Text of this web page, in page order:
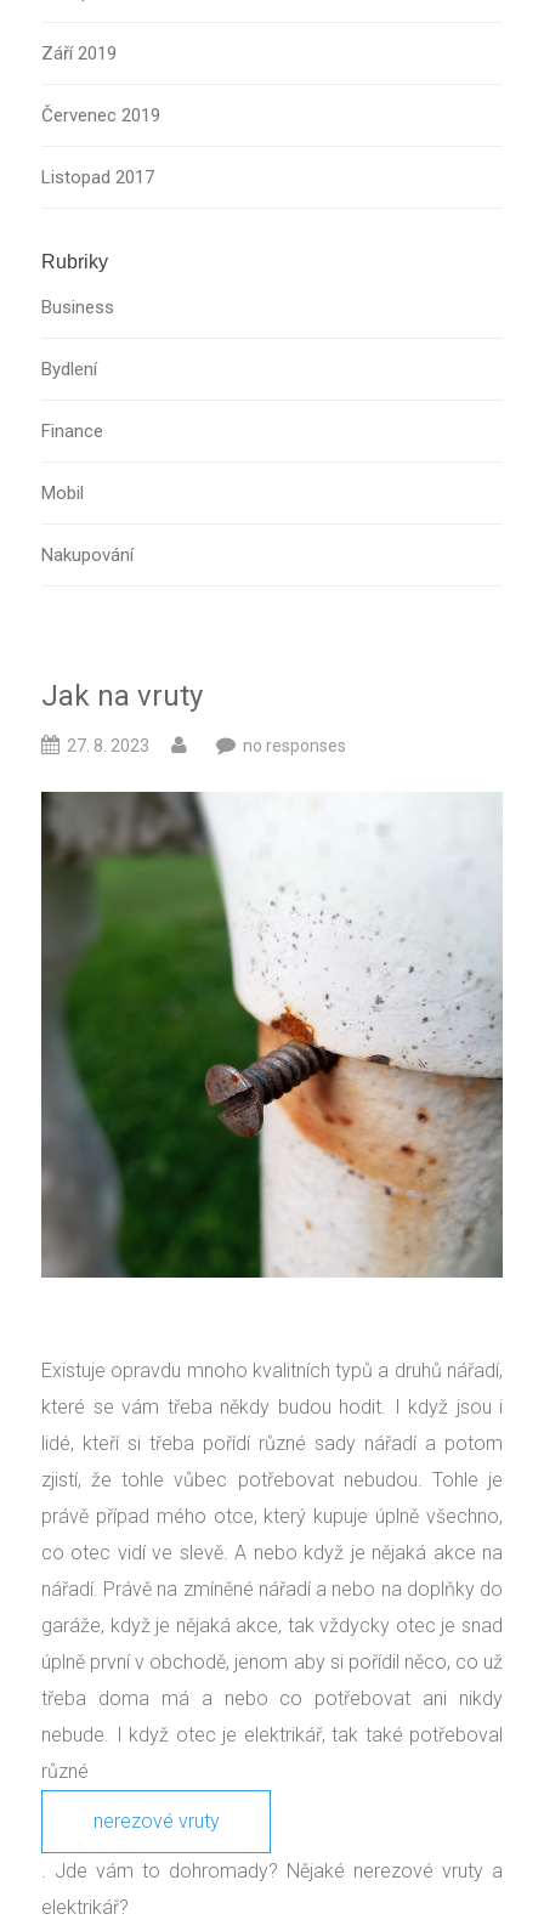
Září 2019
Červenec 2019
Listopad 2017
Rubriky
Business
Bydlení
Finance
Mobil
Nakupování
Jak na vruty
27. 8. 2023 no responses
Existuje opravdu mnoho kvalitních typů a druhů nářadí,
které se vám třeba někdy budou hodit. I když jsou i
lidé, kteří si třeba pořídí různé sady nářadí a potom
zjistí, že tohle vůbec potřebovat nebudou. Tohle je
právě případ mého otce, který kupuje úplně všechno,
co otec vidí ve slevě. A nebo když je nějaká akce na
nářadí. Právě na zmíněné nářadí a nebo na doplňky do
garáže, když je nějaká akce, tak vždycky otec je snad
úplně první v obchodě, jenom aby si pořídil něco, co už
třeba doma má a nebo co potřebovat ani nikdy
nebude. I když otec je elektrikář, tak také potřeboval
různé
nerezové vruty
. Jde vám to dohromady? Nějaké nerezové vruty a
elektrikář?